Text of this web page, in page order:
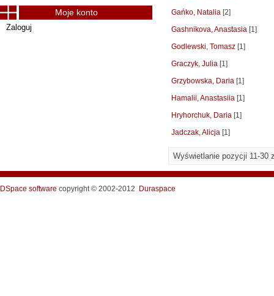
Gańko, Natalia [2]
Gashnikova, Anastasia [1]
Godlewski, Tomasz [1]
Graczyk, Julia [1]
Grzybowska, Daria [1]
Hamalii, Anastasiia [1]
Hryhorchuk, Daria [1]
Jadczak, Alicja [1]
Wyświetlanie pozycji 11-30
Moje konto
Zaloguj
DSpace software copyright © 2002-2012 Duraspace